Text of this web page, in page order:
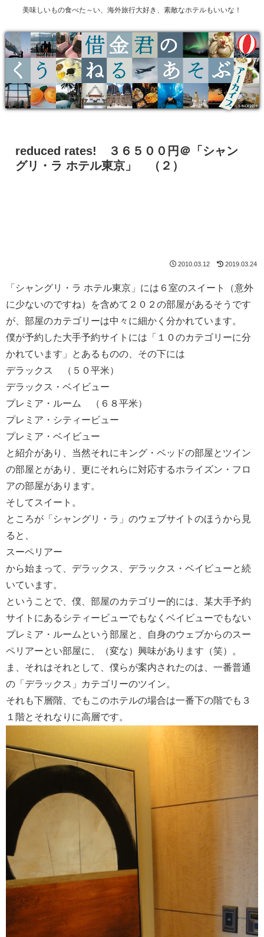
美味しいもの食べた～い、海外旅行大好き、素敵なホテルもいいな！
reduced rates! ３６５００円＠「シャン
グリ・ラ ホテル東京」 （２）
2010.03.12 2019.03.24
「シャングリ・ラ ホテル東京」には６室のスイート（意外
に少ないのですね）を含めて２０２の部屋があるそうです
が、部屋のカテゴリーは中々に細かく分かれています。
僕が予約した大手予約サイトには「１０のカテゴリーに分
かれています」とあるものの、その下には
デラックス （５０平米）
デラックス・ベイビュー
プレミア・ルーム （６８平米）
プレミア・シティービュー
プレミア・ベイビュー
と紹介があり、当然それにキング・ベッドの部屋とツイン
の部屋とがあり、更にそれらに対応するホライズン・フロ
アの部屋があります。
そしてスイート。
ところが「シャングリ・ラ」のウェブサイトのほうから見
ると、
スーペリアー
から始まって、デラックス、デラックス・ベイビューと続
いています。
ということで、僕、部屋のカテゴリー的には、某大手予約
サイトにあるシティービューでもなくベイビューでもない
プレミア・ルームという部屋と、自身のウェブからのスー
ペリアーとい部屋に、（変な）興味があります（笑）。
ま、それはそれとして、僕らが案内されたのは、一番普通
の「デラックス」カテゴリーのツイン。
それも下層階、でもこのホテルの場合は一番下の階でも３
１階とそれなりに高層です。